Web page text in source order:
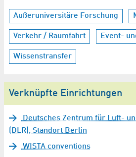
Außeruniversitäre Forschung
Verkehr / Raumfahrt Event-
Wissenstransfer
Verknüpfte Einrichtungen
Deutsches Zentrum für Luft-
(DLR), Standort Berlin
WISTA conventions